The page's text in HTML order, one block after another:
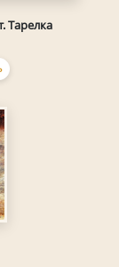
Тарелка